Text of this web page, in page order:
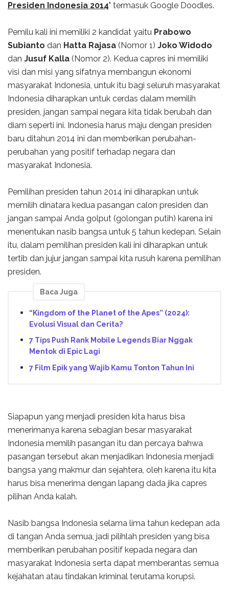
Presiden Indonesia 2014" termasuk Google Doodles.
Pemilu kali ini memiliki 2 kandidat yaitu Prabowo
Subianto dan Hatta Rajasa (Nomor 1) Joko Widodo
dan Jusuf Kalla (Nomor 2). Kedua capres ini memiliki
visi dan misi yang sifatnya membangun ekonomi
masyarakat Indonesia, untuk itu bagi seluruh masyarakat
Indonesia diharapkan untuk cerdas dalam memilih
presiden, jangan sampai negara kita tidak berubah dan
diam seperti ini. Indonesia harus maju dengan presiden
baru ditahun 2014 ini dan memberikan perubahan-
perubahan yang positif terhadap negara dan
masyarakat Indonesia.
Pemilihan presiden tahun 2014 ini diharapkan untuk
memilih dinatara kedua pasangan calon presiden dan
jangan sampai Anda golput (golongan putih) karena ini
menentukan nasib bangsa untuk 5 tahun kedepan. Selain
itu, dalam pemilihan presiden kali ini diharapkan untuk
tertib dan jujur jangan sampai kita rusuh karena pemilihan
presiden.
Baca Juga
“Kingdom of the Planet of the Apes” (2024):
Evolusi Visual dan Cerita?
7 Tips Push Rank Mobile Legends Biar Nggak
Mentok di Epic Lagi
7 Film Epik yang Wajib Kamu Tonton Tahun Ini
Siapapun yang menjadi presiden kita harus bisa
menerimanya karena sebagian besar masyarakat
Indonesia memilih pasangan itu dan percaya bahwa
pasangan tersebut akan menjadikan Indonesia menjadi
bangsa yang makmur dan sejahtera, oleh karena itu kita
harus bisa menerima dengan lapang dada jika capres
pilihan Anda kalah.
Nasib bangsa Indonesia selama lima tahun kedepan ada
di tangan Anda semua, jadi pilihlah presiden yang bisa
memberikan perubahan positif kepada negara dan
masyarakat Indonesia serta dapat memberantas semua
kejahatan atau tindakan kriminal terutama korupsi.